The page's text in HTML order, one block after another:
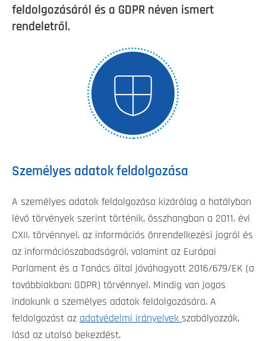
feldolgozásáról és a GDPR néven ismert
rendeletről.
Személyes adatok feldolgozása
A személyes adatok feldolgozása kizárólag a hatályban
lévő törvények szerint történik, összhangban a 2011. évi
CXII. törvénnyel, az információs önrendelkezési jogról és
az információszabadságról, valamint az Európai
Parlament és a Tanács által jóváhagyott 2016/679/EK (a
továbbiakban: GDPR) törvénnyel. Mindig van jogos
indokunk a személyes adatok feldolgozására. A
feldolgozást az adatvédelmi irányelvek szabályozzák,
lásd az utolsó bekezdést.